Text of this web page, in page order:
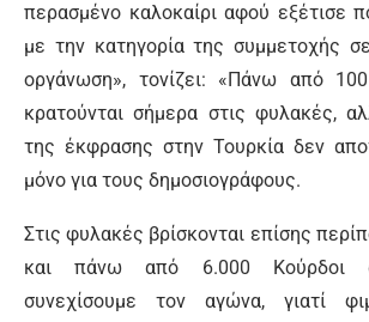
περασμένο καλοκαίρι αφού εξέτισε
με την κατηγορία της συμμετοχής
οργάνωση», τονίζει: «Πάνω από 100
κρατούνται σήμερα στις φυλακές,
της έκφρασης στην Τουρκία δεν
μόνο για τους δημοσιογράφους.
Στις φυλακές βρίσκονται επίσης
και πάνω από 6.000 Κούρδοι
συνεχίσουμε τον αγώνα, γιατί